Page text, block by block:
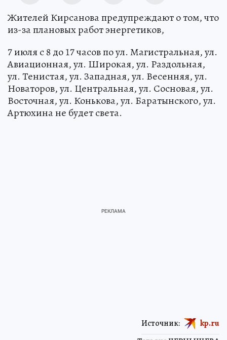
Жителей Кирсанова предупреждают о том, что
из-за плановых работ энергетиков,
7 июля с 8 до 17 часов по ул. Магистральная, ул.
Авиационная, ул. Широкая, ул. Раздольная,
ул. Тенистая, ул. Западная, ул. Весенняя, ул.
Новаторов, ул. Центральная, ул. Сосновая, ул.
Восточная, ул. Конькова, ул. Баратынского, ул.
Артюхина не будет света.
Источник: kp.ru